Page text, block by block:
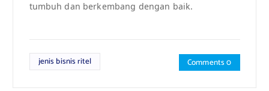
tumbuh dan berkembang dengan baik.
jenis bisnis ritel Comments 0